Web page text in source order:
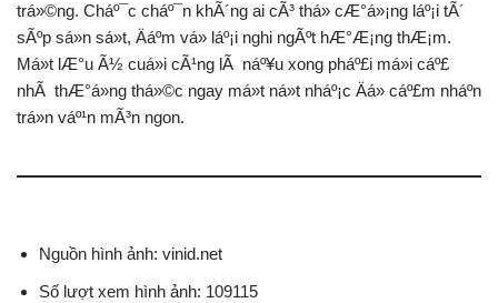
trá»©ng. Cháº¯c cháº¯n khÃ´ng ai cÃ³ thá» cÆ°á»¡ng láº¡i tÃ´
sÃºp sá»n sá»t, Äáº­m vá» láº¡i nghi ngÃºt hÆ°Æ¡ng thÆ¡m.
Má»t lÆ°u Ã½ cuá»i cÃ¹ng lÃ náº¥u xong pháº£i má»i cáº£
nhÃ thÆ°á»ng thá»©c ngay má»t ná»t nháº¡c Äá» cáº£m nháº­n
trá»n váº¹n mÃ³n ngon.
Nguồn hình ảnh: vinid.net
Số lượt xem hình ảnh: 109115